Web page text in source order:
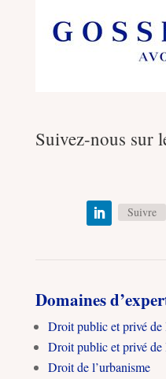
Suivez-nous sur
Suivre
Domaines
Droit public et privé de
Droit public et privé de
Droit de l’urbanisme